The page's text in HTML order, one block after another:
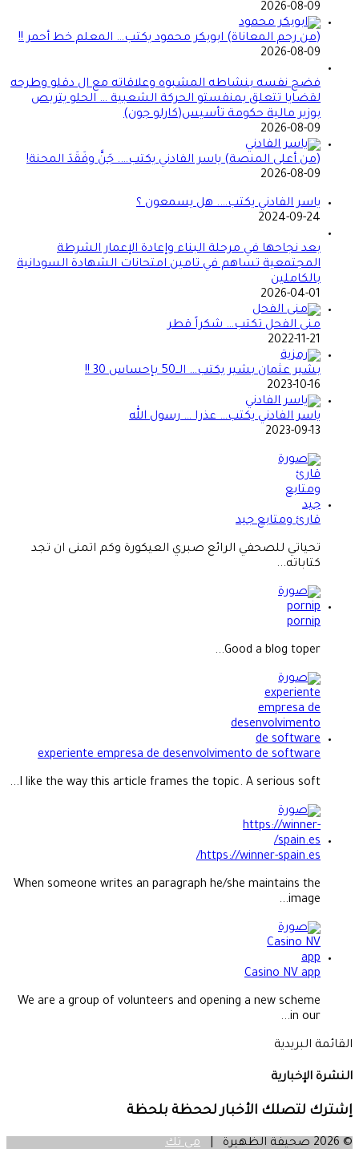
2026-08-09
(من رحم المعاناة) ابوبكر محمود يكتب… المعلم خط أحمر !!
2026-08-09
فضح نفسه بنشاطه المشبوه وعلاقاته مع ال دقلو وطرحه
لقضايا تتعلق بمنفستو الحركة الشعبية … الحلو يتربص
بوزير مالية حكومة تأسيس(كارلو جون)
2026-08-09
(من أعلى المنصة) ياسر الفادني يكتب…. جَنَّ وفَقَدَ المحنة!
2026-08-09
ياسر الفادني يكتب…. هل يسمعون ؟
2024-09-24
بعد نجاحها في مرحلة البناء وإعادة الإعمار الشرطة
المجتمعية تساهم في تامين امتحانات الشهادة السودانية
بالكاملين
2026-04-01
منى الفحل تكتب… شكراً قطر
2022-11-21
بشير عثمان بشير يكتب… الــ50 بإحساس 30 !!
2023-10-16
ياسر الفادني يكتب… عذرا … رسول الله
2023-09-13
قارئ ومتابع جيد
تحياتي للصحفي الرائع صبري العيكورة وكم اتمنى ان تجد
كتاباته...
pornip
Good a blog toper...
experiente empresa de desenvolvimento de software
I like the way this article frames the topic. A serious soft...
https://winner-spain.es/
When someone writes an paragraph he/she maintains the
image...
Casino NV app
We are a group of volunteers and opening a new scheme
in our...
القائمة البريدية
النشرة الإخبارية
إشترك لتصلك الأخبار لححظة بلحظة
© 2026 صحيفة الظهيرة | مي تك